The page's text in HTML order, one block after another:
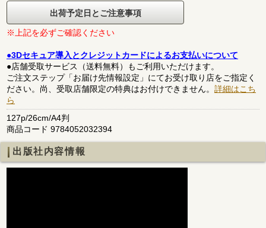
出荷予定日とご注意事項
※上記を必ずご確認ください
●3Dセキュア導入とクレジットカードによるお支払いについて
●店舗受取サービス（送料無料）もご利用いただけます。
ご注文ステップ「お届け先情報設定」にてお受け取り店をご指定く
ださい。尚、受取店舗限定の特典はお付けできません。 詳細はこち
ら
127p/26cm/A4判
商品コード 9784052032394
出版社内容情報